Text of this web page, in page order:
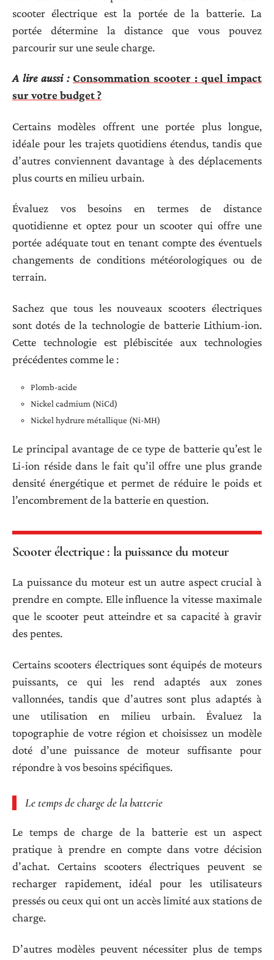
scooter électrique est la portée de la batterie. La
portée détermine la distance que vous pouvez
parcourir sur une seule charge.
A lire aussi : Consommation scooter : quel impact
sur votre budget ?
Certains modèles offrent une portée plus longue,
idéale pour les trajets quotidiens étendus, tandis que
d’autres conviennent davantage à des déplacements
plus courts en milieu urbain.
Évaluez vos besoins en termes de distance
quotidienne et optez pour un scooter qui offre une
portée adéquate tout en tenant compte des éventuels
changements de conditions météorologiques ou de
terrain.
Sachez que tous les nouveaux scooters électriques
sont dotés de la technologie de batterie Lithium-ion.
Cette technologie est plébiscitée aux technologies
précédentes comme le :
Plomb-acide
Nickel cadmium (NiCd)
Nickel hydrure métallique (Ni-MH)
Le principal avantage de ce type de batterie qu’est le
Li-ion réside dans le fait qu’il offre une plus grande
densité énergétique et permet de réduire le poids et
l’encombrement de la batterie en question.
Scooter électrique : la puissance du moteur
La puissance du moteur est un autre aspect crucial à
prendre en compte. Elle influence la vitesse maximale
que le scooter peut atteindre et sa capacité à gravir
des pentes.
Certains scooters électriques sont équipés de moteurs
puissants, ce qui les rend adaptés aux zones
vallonnées, tandis que d’autres sont plus adaptés à
une utilisation en milieu urbain. Évaluez la
topographie de votre région et choisissez un modèle
doté d’une puissance de moteur suffisante pour
répondre à vos besoins spécifiques.
Le temps de charge de la batterie
Le temps de charge de la batterie est un aspect
pratique à prendre en compte dans votre décision
d’achat. Certains scooters électriques peuvent se
recharger rapidement, idéal pour les utilisateurs
pressés ou ceux qui ont un accès limité aux stations de
charge.
D’autres modèles peuvent nécessiter plus de temps